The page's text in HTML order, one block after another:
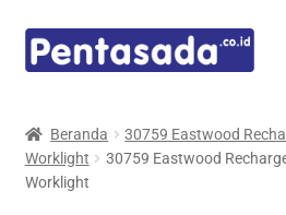
Skip
to
Skip
to
Mindray
Beranda
30759 Eastwood
Worklight
30759 Eastwood
Worklight